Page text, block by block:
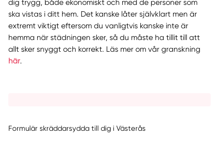
dig trygg, både ekonomiskt och med de personer som
ska vistas i ditt hem. Det kanske låter självklart men är
extremt viktigt eftersom du vanligtvis kanske inte är
hemma när städningen sker, så du måste ha tillit till att
allt sker snyggt och korrekt. Läs mer om vår granskning
här.
Formulär skräddarsydda till dig i Västerås